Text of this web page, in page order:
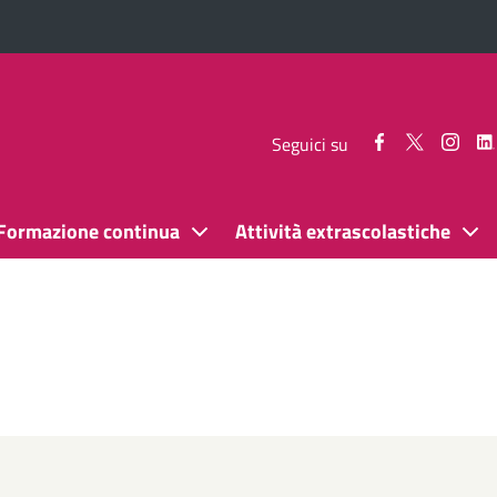
Seguici su
Seguici Seguici
continua Attività extrascolastiche